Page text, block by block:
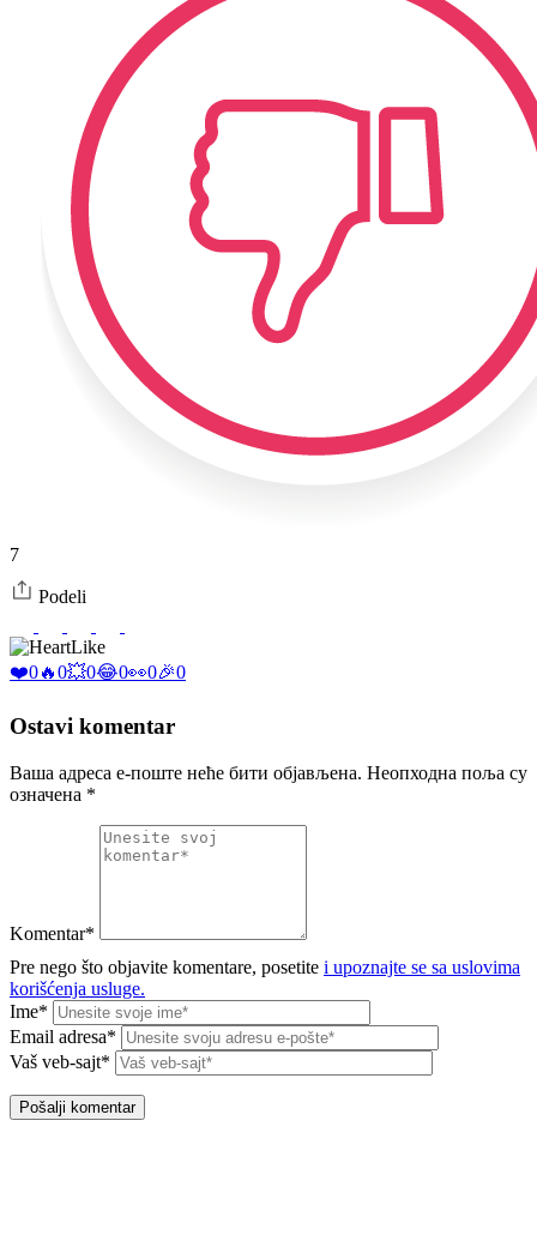
7
Podeli
Like
❤️0🔥0💥0😂0👀0🎉0
Ostavi komentar
Ваша адреса е-поште неће бити објављена. Неопходна поља су
означена *
Komentar*
Pre nego što objavite komentare, posetite i upoznajte se sa uslovima
korišćenja usluge.
Ime*
Email adresa*
Vaš veb-sajt*